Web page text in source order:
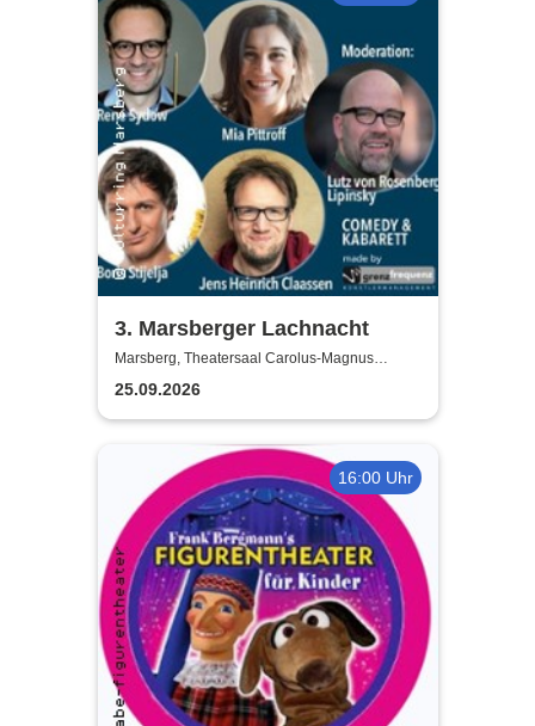
3. Marsberger Lachnacht
Marsberg, Theatersaal Carolus-Magnus
Gymnasium
25.09.2026
16:00 Uhr